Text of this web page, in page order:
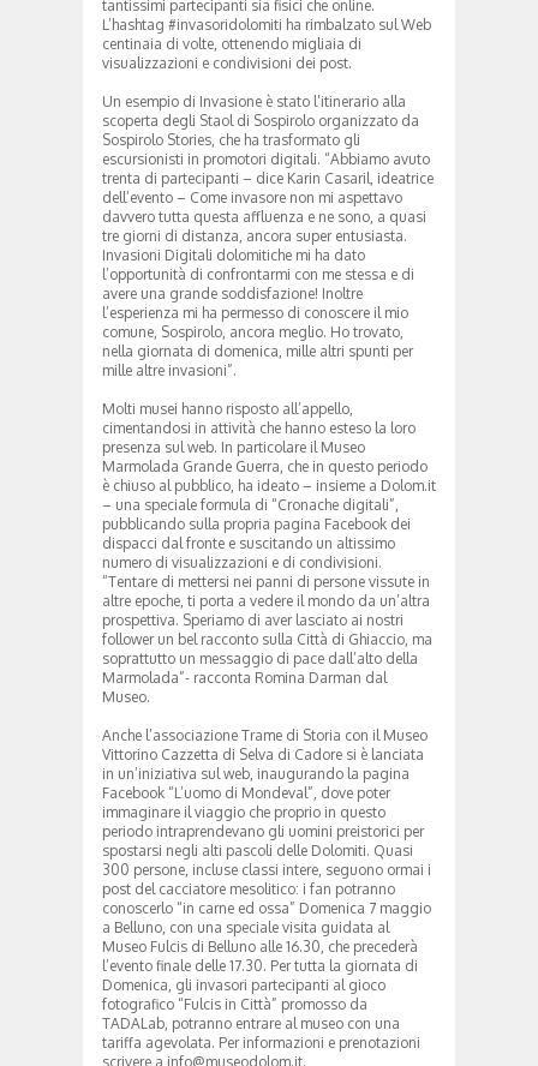
tantissimi partecipanti sia fisici che online.
L’hashtag #invasoridolomiti ha rimbalzato sul Web
centinaia di volte, ottenendo migliaia di
visualizzazioni e condivisioni dei post.
Un esempio di Invasione è stato l’itinerario alla
scoperta degli Staol di Sospirolo organizzato da
Sospirolo Stories, che ha trasformato gli
escursionisti in promotori digitali. “Abbiamo avuto
trenta di partecipanti – dice Karin Casaril, ideatrice
dell’evento – Come invasore non mi aspettavo
davvero tutta questa affluenza e ne sono, a quasi
tre giorni di distanza, ancora super entusiasta.
Invasioni Digitali dolomitiche mi ha dato
l’opportunità di confrontarmi con me stessa e di
avere una grande soddisfazione! Inoltre
l’esperienza mi ha permesso di conoscere il mio
comune, Sospirolo, ancora meglio. Ho trovato,
nella giornata di domenica, mille altri spunti per
mille altre invasioni”.
Molti musei hanno risposto all’appello,
cimentandosi in attività che hanno esteso la loro
presenza sul web. In particolare il Museo
Marmolada Grande Guerra, che in questo periodo
è chiuso al pubblico, ha ideato – insieme a Dolom.it
– una speciale formula di “Cronache digitali”,
pubblicando sulla propria pagina Facebook dei
dispacci dal fronte e suscitando un altissimo
numero di visualizzazioni e di condivisioni.
“Tentare di mettersi nei panni di persone vissute in
altre epoche, ti porta a vedere il mondo da un’altra
prospettiva. Speriamo di aver lasciato ai nostri
follower un bel racconto sulla Città di Ghiaccio, ma
soprattutto un messaggio di pace dall’alto della
Marmolada”- racconta Romina Darman dal
Museo.
Anche l’associazione Trame di Storia con il Museo
Vittorino Cazzetta di Selva di Cadore si è lanciata
in un’iniziativa sul web, inaugurando la pagina
Facebook “L’uomo di Mondeval”, dove poter
immaginare il viaggio che proprio in questo
periodo intraprendevano gli uomini preistorici per
spostarsi negli alti pascoli delle Dolomiti. Quasi
300 persone, incluse classi intere, seguono ormai i
post del cacciatore mesolitico: i fan potranno
conoscerlo “in carne ed ossa” Domenica 7 maggio
a Belluno, con una speciale visita guidata al
Museo Fulcis di Belluno alle 16.30, che precederà
l’evento finale delle 17.30. Per tutta la giornata di
Domenica, gli invasori partecipanti al gioco
fotografico “Fulcis in Città” promosso da
TADALab, potranno entrare al museo con una
tariffa agevolata. Per informazioni e prenotazioni
scrivere a info@museodolom.it.